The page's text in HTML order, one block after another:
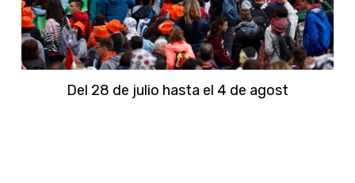
Del 28 de julio hasta el 4 de agost